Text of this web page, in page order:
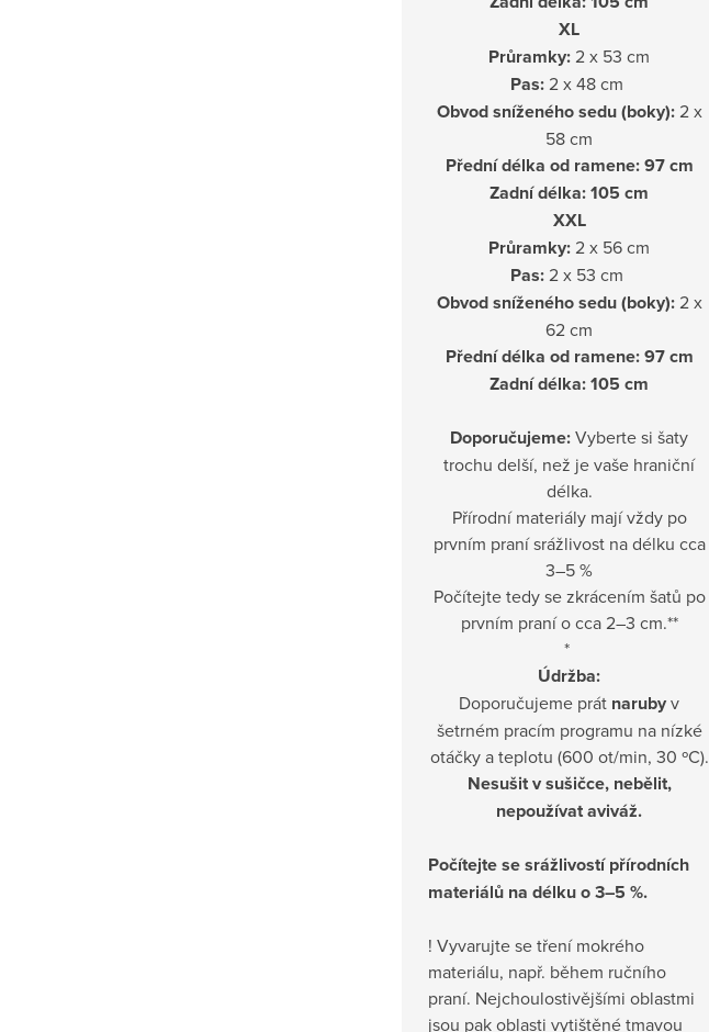
XL
Průramky:2 x 53 cm
Pas:2 x 48 cm
Obvod sníženého sedu (boky):2 x
58 cm
Přední délka od ramene: 97cm
Zadní délka: 105 cm
XXL
Průramky:2 x 56 cm
Pas:2 x 53 cm
Obvod sníženého sedu (boky):2 x
62 cm
Přední délka od ramene: 97 cm
Zadní délka: 105 cm
Doporučujeme:Vyberte si šaty
trochu delší, než je vaše hraniční
délka.
Přírodní materiály mají vždy po
prvním praní srážlivost na délku cca
3–5 %
Počítejte tedy se zkrácením šatů po
prvním praní o cca 2–3 cm.**
*
Údržba:
Doporučujeme prát narubyv
šetrném pracím programu na nízké
otáčky a teplotu (600 ot/min, 30 ºC).
Nesušit v sušičce, nebělit,
nepoužívat aviváž.
Počítejte se srážlivostí přírodních
materiálů na délku o 3–5 %.
! Vyvarujte se tření mokrého
materiálu, např. během ručního
praní. Nejchoulostivějšími oblastmi
jsou pak oblasti vytištěné tmavou